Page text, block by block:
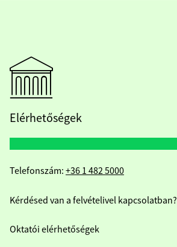
Elérhetőségek
Telefonszám: +36 1 482 5000
Kérdésed van a felvételivel kapcsolatban?
Oktatói elérhetőségek